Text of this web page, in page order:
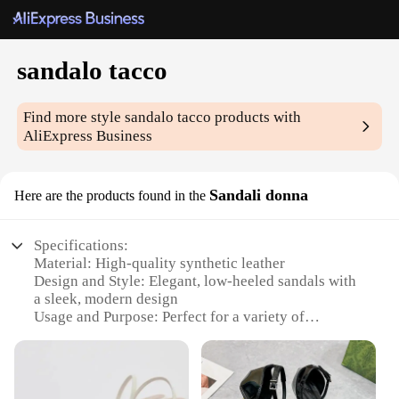
sandalo tacco
Find more stylesandalo tacco products with
AliExpress Business
Here are the products found in the Sandali donna
Specifications:
Material: High-quality synthetic leather
Design and Style: Elegant, low-heeled sandals with
a sleek, modern design
Usage and Purpose: Perfect for a variety of
Performance and Property: Durable construction
Parts and Accessories: Comes with a secure ankle